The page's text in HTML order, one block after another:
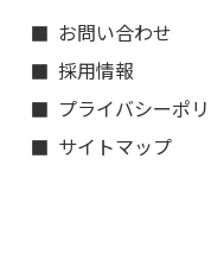
お問い合わせ
採用情報
プライバシーポ
サイトマップ